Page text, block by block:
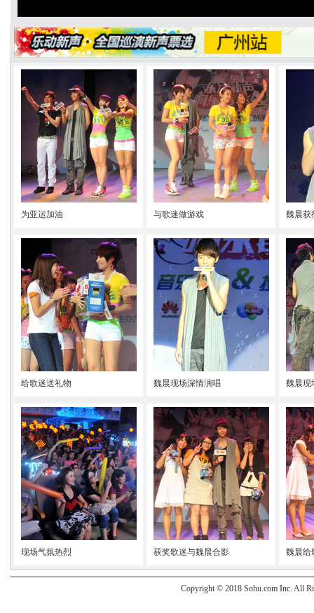
为亚运加油 与歌迷做游戏 魏晨获
给歌迷送礼物 魏晨现场深情演唱 魏晨现
现场气氛热烈 获奖歌迷与魏晨合影 魏晨给
Copyright © 2018 Sohu.com Inc. All